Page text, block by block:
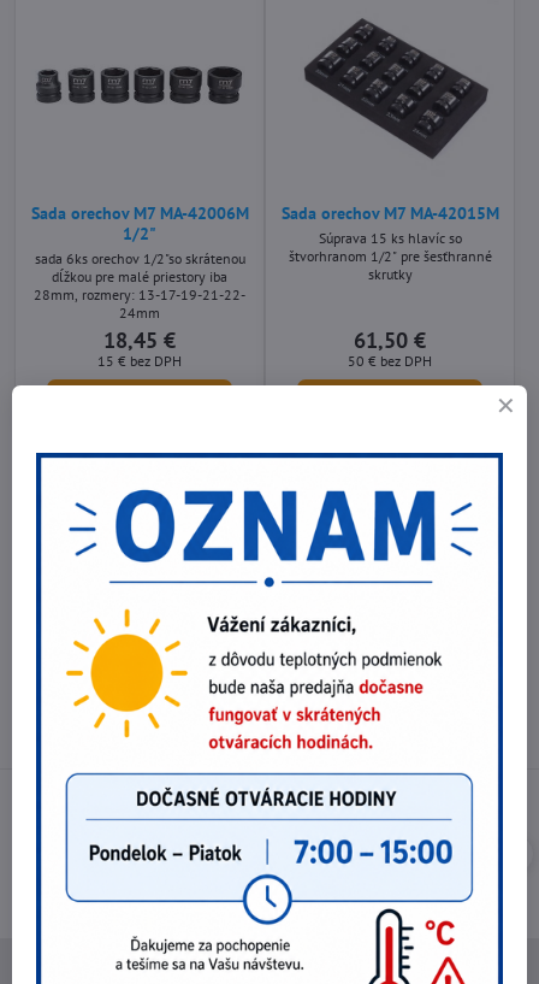
Sada orechov M7 MA-42006M
1/2"
sada 6ks orechov 1/2"so skrátenou
dĺžkou pre malé priestory iba
28mm, rozmery: 13-17-19-21-22-
24mm
18,45 €
15 € bez DPH
Sada orechov M7 MA-42015M
Súprava 15 ks hlavíc so
štvorhranom 1/2" pre šesťhranné
skrutky
61,50 €
50 € bez DPH
Potrebujete poradiť?
Telefónne čísla
0903 40 80 66 / 0907 62 44 82
E-mail
info@nebex.sk
Otváracie hodiny
Pondelok - Piatok 8:00 - 16:00 hod.
(obed 11:30 - 12:30 hod.)